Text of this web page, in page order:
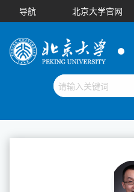
导航 北京大学官网